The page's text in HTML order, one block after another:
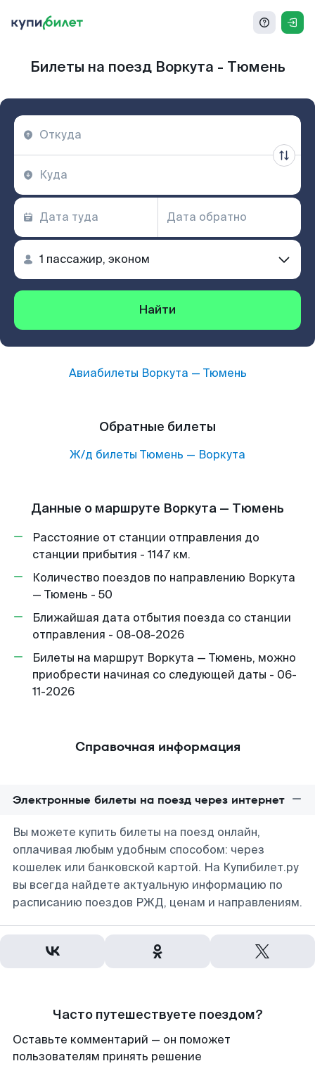
Билеты на поезд Воркута - Тюмень
Найти
Авиабилеты Воркута — Тюмень
Обратные билеты
Ж/д билеты Тюмень — Воркута
Данные о маршруте Воркута — Тюмень
Расстояние от станции отправления до
станции прибытия - 1147 км.
Количество поездов по направлению Воркута
— Тюмень - 50
Ближайшая дата отбытия поезда со станции
отправления - 08-08-2026
Билеты на маршрут Воркута — Тюмень, можно
приобрести начиная со следующей даты - 06-
11-2026
Справочная информация
Электронные билеты на поезд через интернет
Вы можете купить билеты на поезд онлайн,
оплачивая любым удобным способом: через
кошелек или банковской картой. На Купибилет.ру
вы всегда найдете актуальную информацию по
расписанию поездов РЖД, ценам и направлениям.
Часто путешествуете поездом?
Оставьте комментарий — он поможет
пользователям принять решение